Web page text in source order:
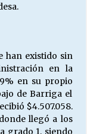
riqueza
han existido sin
en la
en su propio
de Barriga el
$4.507.058.
llegó a los
grado 1, siendo